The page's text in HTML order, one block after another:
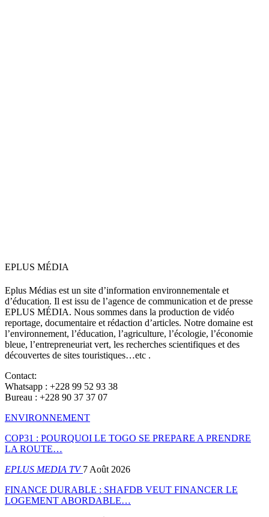
EPLUS MÉDIA
Eplus Médias est un site d’information environnementale et
d’éducation. Il est issu de l’agence de communication et de presse
EPLUS MÉDIA. Nous sommes dans la production de vidéo
reportage, documentaire et rédaction d’articles. Notre domaine est
l’environnement, l’éducation, l’agriculture, l’écologie, l’économie
bleue, l’entrepreneuriat vert, les recherches scientifiques et des
découvertes de sites touristiques…etc .
Contact:
Whatsapp : +228 99 52 93 38
Bureau : +228 90 37 37 07
ENVIRONNEMENT
COP31 : POURQUOI LE TOGO SE PREPARE A PRENDRE
LA ROUTE…
EPLUS MEDIA TV7 Août 2026
FINANCE DURABLE : SHAFDB VEUT FINANCER LE
LOGEMENT ABORDABLE…